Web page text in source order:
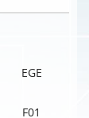
EGE
F01